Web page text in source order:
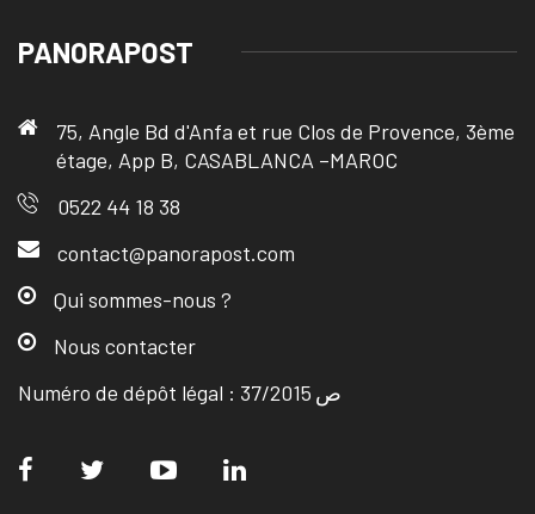
PANORAPOST
75, Angle Bd d'Anfa et rue Clos de Provence, 3ème
étage, App B, CASABLANCA –MAROC
0522 44 18 38
contact@panorapost.com
Qui sommes-nous ?
Nous contacter
Numéro de dépôt légal : ص 37/2015